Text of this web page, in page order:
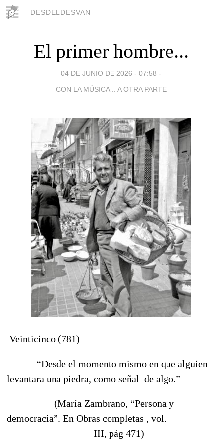
DESDELDESVAN
El primer hombre...
04 DE JUNIO DE 2026 - 07:58 -
CON LA MÚSICA... A OTRA PARTE
Veinticinco (781)
“Desde el momento mismo en que alguien
levantara una piedra, como señal de algo.”
(María Zambrano, “Persona y
democracia”. En Obras completas , vol.
III, pág 471)